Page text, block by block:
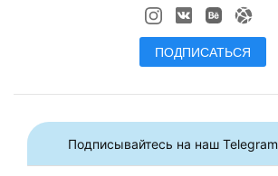
ПОДПИСАТЬСЯ
Подписывайтесь на наш Telegram